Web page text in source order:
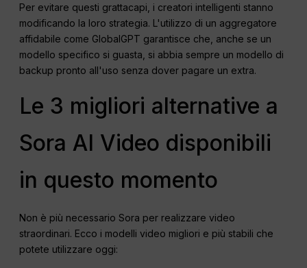
Per evitare questi grattacapi, i creatori intelligenti stanno
modificando la loro strategia. L'utilizzo di un aggregatore
affidabile come GlobalGPT garantisce che, anche se un
modello specifico si guasta, si abbia sempre un modello di
backup pronto all'uso senza dover pagare un extra.
Le 3 migliori alternative a
Sora AI Video disponibili
in questo momento
Non è più necessario Sora per realizzare video
straordinari. Ecco i modelli video migliori e più stabili che
potete utilizzare oggi: